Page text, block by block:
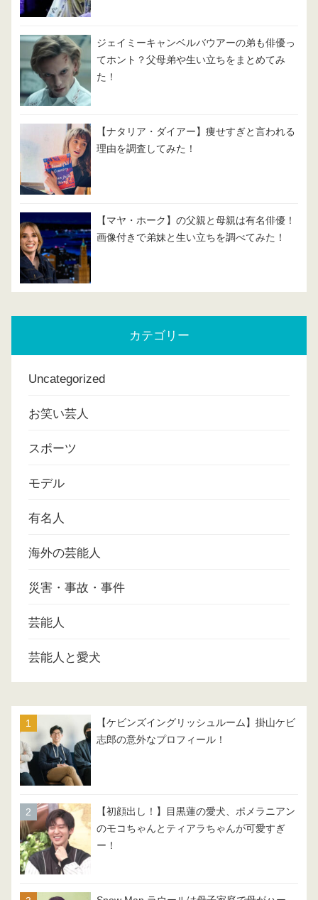
ジェイミーキャンベルバウアーの弟も俳優っ
てホント？父母弟や生い立ちをまとめてみ
た！
【ナタリア・ダイアー】痩せすぎと言われる
理由を調査してみた！
【マヤ・ホーク】の父親と母親は有名俳優！
画像付きで弟妹と生い立ちを調べてみた！
カテゴリー
Uncategorized
お笑い芸人
スポーツ
モデル
有名人
海外の芸能人
災害・事故・事件
芸能人
芸能人と愛犬
【ケビンズイングリッシュルーム】掛山ケビ
志郎の意外なプロフィール！
【初顔出し！】目黒蓮の愛犬、ポメラニアン
のモコちゃんとティアラちゃんが可愛すぎ
ー！